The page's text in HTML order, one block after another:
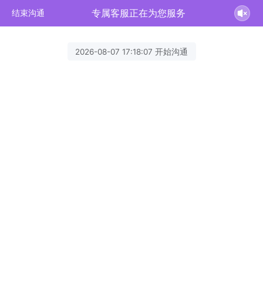
结束沟通 专属客服正在为您服务
2026-08-07 17:18:07 开始沟通